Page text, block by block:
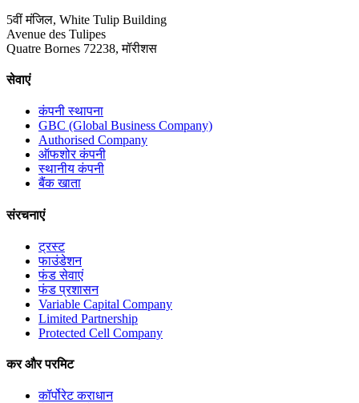
5वीं मंजिल, White Tulip Building
Avenue des Tulipes
Quatre Bornes 72238, मॉरीशस
सेवाएं
कंपनी स्थापना
GBC (Global Business Company)
Authorised Company
ऑफशोर कंपनी
स्थानीय कंपनी
बैंक खाता
संरचनाएं
ट्रस्ट
फाउंडेशन
फंड सेवाएं
फंड प्रशासन
Variable Capital Company
Limited Partnership
Protected Cell Company
कर और परमिट
कॉर्पोरेट कराधान